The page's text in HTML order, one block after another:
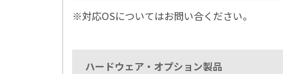
※対応OSについてはお問い合ください。
ハードウェア・オプション製品